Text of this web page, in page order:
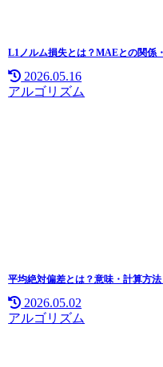
L1ノルム損失とは？MAEとの関係
2026.05.16
アルゴリズム
平均絶対偏差とは？意味・計算方
2026.05.02
アルゴリズム